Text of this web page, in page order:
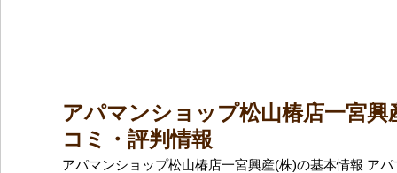
アパマンショップ松山椿店一宮興
コミ・評判情報
アパマンショップ松山椿店一宮興産(株)の基本情報 ア